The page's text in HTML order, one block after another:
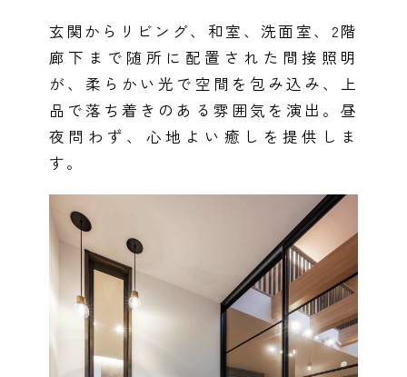
玄関からリビング、和室、洗面室、2階
廊下まで随所に配置された間接照明
が、柔らかい光で空間を包み込み、上
品で落ち着きのある雰囲気を演出。昼
夜問わず、心地よい癒しを提供しま
す。